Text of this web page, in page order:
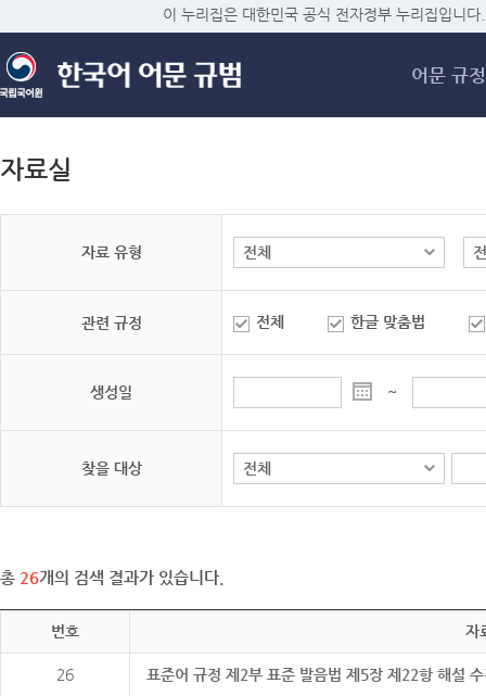
메
이 누리집은 대한민국 공식 전자정부 누리집입니다.
어문 규정
자료실
자료 유형
관련 규정 전체 한글 맞춤법
생성일 ~
찾을 대상
총 26개의 검색 결과가 있습니다.
번호 자
26 표준어 규정 제2부 표준 발음법 제5장 제22항 해설